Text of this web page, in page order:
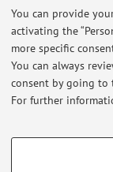
You can provide
activating the
more specific
You can always
consent by going to
For further
PROFILING
At